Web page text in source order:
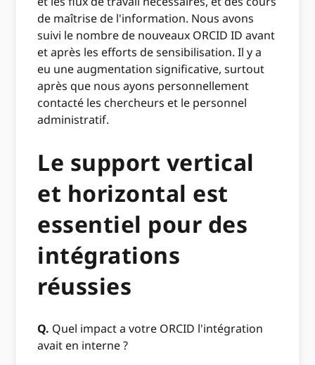
de maîtrise de l'information. Nous avons
suivi le nombre de nouveaux ORCID ID avant
et après les efforts de sensibilisation. Il y a
eu une augmentation significative, surtout
après que nous ayons personnellement
contacté les chercheurs et le personnel
administratif.
Le support vertical
et horizontal est
essentiel pour des
intégrations
réussies
Q. Quel impact a votre ORCID l'intégration
avait en interne ?